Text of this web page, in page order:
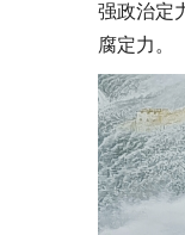
强政治定
腐定力。